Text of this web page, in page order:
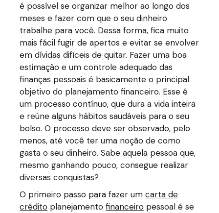
é possível se organizar melhor ao longo dos
meses e fazer com que o seu dinheiro
trabalhe para você. Dessa forma, fica muito
mais fácil fugir de apertos e evitar se envolver
em dívidas difíceis de quitar. Fazer uma boa
estimação e um controle adequado das
finanças pessoais é basicamente o principal
objetivo do planejamento financeiro. Esse é
um processo contínuo, que dura a vida inteira
e reúne alguns hábitos saudáveis para o seu
bolso. O processo deve ser observado, pelo
menos, até você ter uma noção de como
gasta o seu dinheiro. Sabe aquela pessoa que,
mesmo ganhando pouco, consegue realizar
diversas conquistas?
O primeiro passo para fazer umcarta de
crédito planejamentofinanceiro pessoal é se